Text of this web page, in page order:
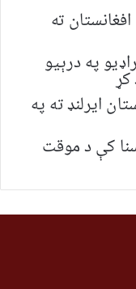
کډوال افغانستان ته
په درېیو
ایرلنډ ته په
کې د موقت